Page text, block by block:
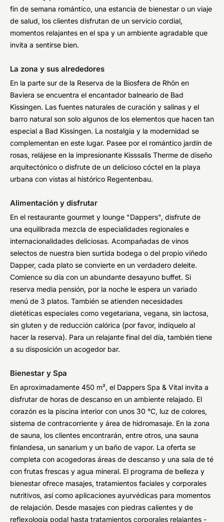
fin de semana romántico, una estancia de bienestar o un viaje
de salud, los clientes disfrutan de un servicio cordial,
momentos relajantes en el spa y un ambiente agradable que
invita a sentirse bien.
La zona y sus alrededores
En la parte sur de la Reserva de la Biosfera de Rhön en
Baviera se encuentra el encantador balneario de Bad
Kissingen. Las fuentes naturales de curación y salinas y el
barro natural son solo algunos de los elementos que hacen tan
especial a Bad Kissingen. La nostalgia y la modernidad se
complementan en este lugar. Pasee por el romántico jardín de
rosas, relájese en la impresionante Kisssalis Therme de diseño
arquitectónico o disfrute de un delicioso cóctel en la playa
urbana con vistas al histórico Regentenbau.
Alimentación y disfrutar
En el restaurante gourmet y lounge "Dappers", disfrute de
una equilibrada mezcla de especialidades regionales e
internacionalidades deliciosas. Acompañadas de vinos
selectos de nuestra bien surtida bodega o del propio viñedo
Dapper, cada plato se convierte en un verdadero deleite.
Comience su día con un abundante desayuno buffet. Si
reserva media pensión, por la noche le espera un variado
menú de 3 platos. También se atienden necesidades
dietéticas especiales como vegetariana, vegana, sin lactosa,
sin gluten y de reducción calórica (por favor, indíquelo al
hacer la reserva). Para un relajante final del día, también tiene
a su disposición un acogedor bar.
Bienestar y Spa
En aproximadamente 450 m², el Dappers Spa & Vital invita a
disfrutar de horas de descanso en un ambiente relajado. El
corazón es la piscina interior con unos 30 °C, luz de colores,
sistema de contracorriente y área de hidromasaje. En la zona
de sauna, los clientes encontrarán, entre otros, una sauna
finlandesa, un sanarium y un baño de vapor. La oferta se
completa con acogedoras áreas de descanso y una sala de té
con frutas frescas y agua mineral. El programa de belleza y
bienestar ofrece masajes, tratamientos faciales y corporales
nutritivos, así como aplicaciones ayurvédicas para momentos
de relajación. Desde masajes con piedras calientes y de
reflexología podal hasta tratamientos corporales relajantes -